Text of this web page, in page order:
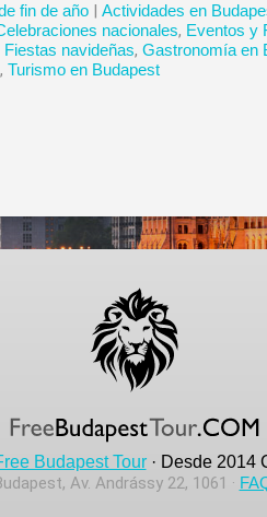
fin de año | Actividades en
nacionales, Eventos y
Fiestas navideñas, Gastronomía en
, Turismo en Budapest
Budapest Tour· Desde 2014
Av. Andrássy 22, 1061 ·